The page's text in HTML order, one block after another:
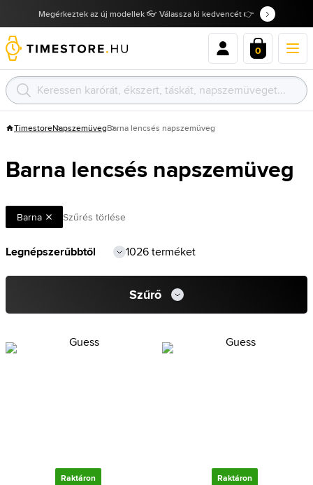
Megérkeztek az új modellek 👓 Válassza ki kedvencét 👉
0
TimestoreNapszemüvegBarna lencsés napszemüveg
Barna lencsés napszemüveg
Barna Szűrés törlése
1026 terméket
Szűrő
Raktáron Raktáron